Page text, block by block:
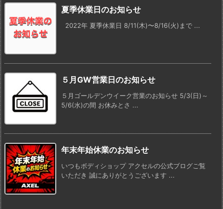
夏季休業日のお知らせ
2022年 夏季休業日 8/11(木)〜8/16(火)まで ...
５月GW営業日のお知らせ
５月ゴールデンウイーク営業のお知らせ 5/3(日)～
5/6(水)の間 お休みとさ ...
年末年始休業のお知らせ
いつもボディショップ アクセルの公式ブログご覧
いただき 誠にありがとうございます ...